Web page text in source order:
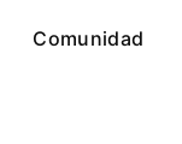
Comunidad